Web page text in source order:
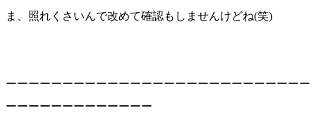
ま、照れくさいんで改めて確認もしませんけどね(笑)
ーーーーーーーーーーーーーーーーーーーーーーーーーーー
ーーーーーーーーーーーーー